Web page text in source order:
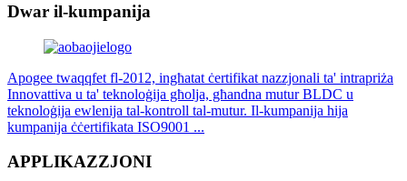
Dwar il-kumpanija
Apogee twaqqfet fl-2012, ingħatat ċertifikat nazzjonali ta' intrapriża
Innovattiva u ta' teknoloġija għolja, għandna mutur BLDC u
teknoloġija ewlenija tal-kontroll tal-mutur. Il-kumpanija hija
kumpanija ċċertifikata ISO9001 ...
APPLIKAZZJONI